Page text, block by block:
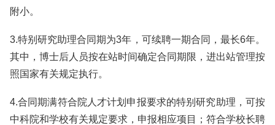
附小。
3.特别研究助理合同期为3年，可续聘一期合同，最长6年。
其中，博士后人员按在站时间确定合同期限，进出站管理按
照国家有关规定执行。
4.合同期满符合院人才计划申报要求的特别研究助理，可按
中科院和学校有关规定要求，申报相应项目；符合学校长聘